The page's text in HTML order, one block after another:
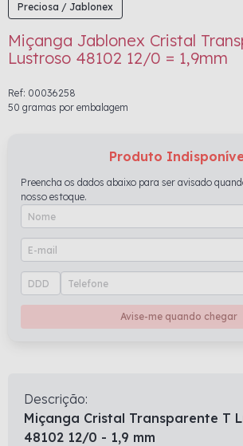
Preciosa / Jablonex
Miçanga Jablonex Cristal
Lustroso 48102 12/0 = 1,9mm
Ref: 00036258
50 gramas por embalagem
Produto
Preencha os dados abaixo para ser avisado
nosso estoque.
Avise-me quando chegar
Descrição:
Miçanga Cristal Transparente T
48102 12/0 - 1,9 mm